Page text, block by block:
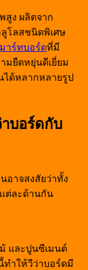
สูง ผลิตจาก
โลสชนิดพิเศษ
าร์ทบอร์ดที่มี
มยืดหยุ่นดีเยี่ยม
ด้หลากหลายรูป
บอร์ดกับ
อาจสงสัยว่าทั้ง
ต่ละด้านกัน
และปูนซีเมนต์
ำให้วีว่าบอร์ดมี